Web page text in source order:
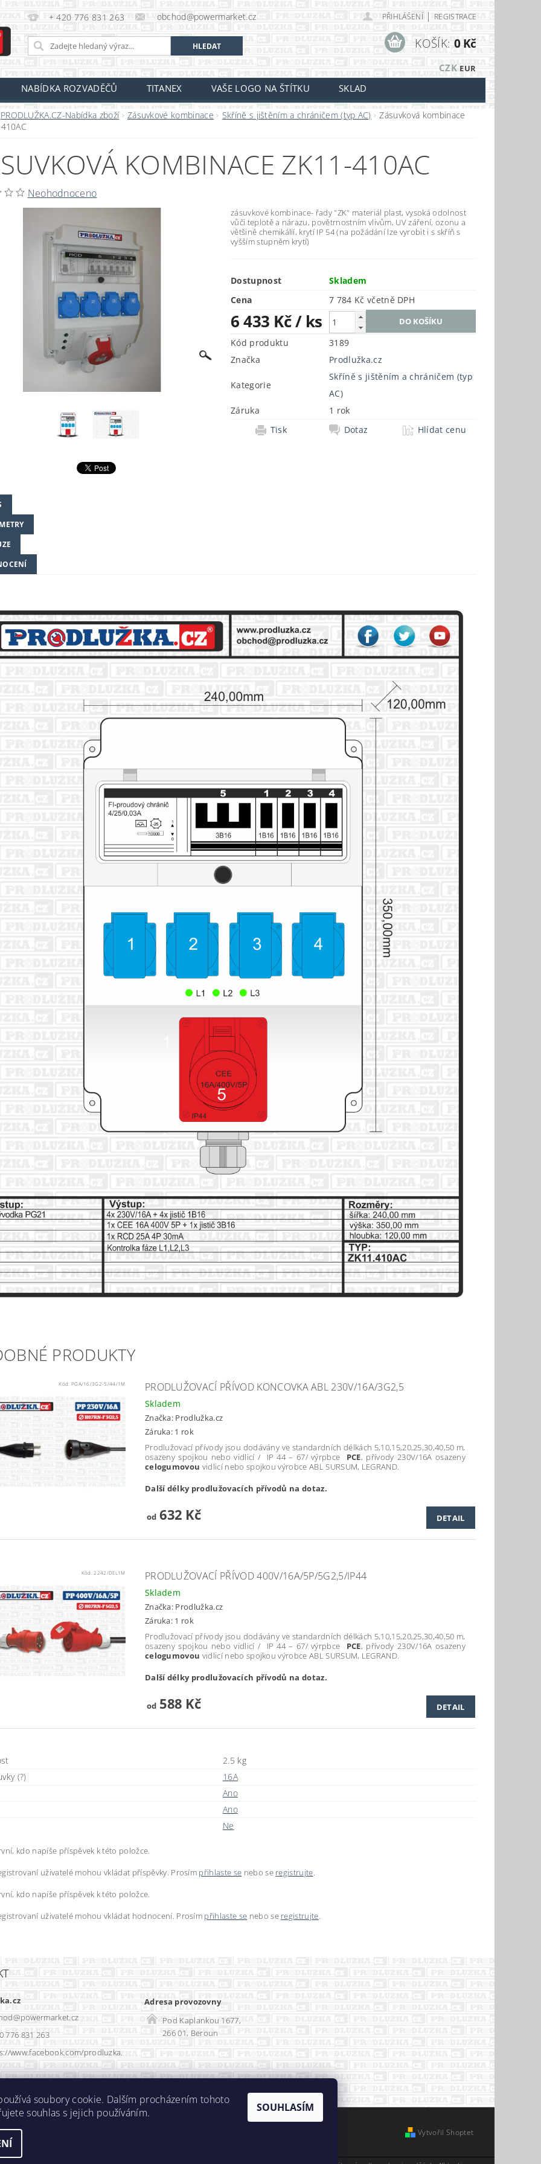
+ 420 776 831 263 obchod@powermarket.cz PŘIHLÁŠENÍ | REGISTRACE
CZK EUR
KOŠÍK: 0 Kč
NABÍDKA ROZVADĚČŮ TITANEX VAŠE LOGO NA ŠTÍTKU SKLAD
PRODLUŽKA.CZ-Nabídka zboží Zásuvkové kombinace Skříně s jištěním a chráničem (typ AC)
Zásuvková kombinace
KOMBINACE ZK11-410AC
Neohodnoceno
zásuvkové kombinace- řady "ZK" materiál plast, vysoká odolnost
vůči teplotě a nárazu, povětrnostním vlivům, UV záření, ozonu a
většině chemikálií, krytí IP 54 (na požádání lze vyrobit i s skříň s
vyšším stupněm krytí)
Dostupnost
Skladem
Cena
7 784 Kč včetně DPH
6 433 Kč/ ks
Kód produktu
3189
Značka
Prodlužka.cz
Kategorie
Skříně s jištěním a chráničem (typ
AC)
Záruka
1 rok
Tisk
Dotaz Hlídat cenu
PRODUKTY
Kód: PGA/16/3G2-5/44/1M PRODLUŽOVACÍ PŘÍVOD KONCOVKA ABL 230V/16A/3G2,5
Skladem
Značka: Prodlužka.cz
Záruka: 1 rok
Prodlužovací přívody jsou dodávány ve standardních délkách 5,10,15,20,25,30,40,50 m,
osazeny spojkou nebo vidlicí / IP 44 – 67/ výrpbce PCE, přívody 230V/16A osazeny
celogumovou vidlicí nebo spojkou výrobce ABL SURSUM, LEGRAND.
Další délky prodlužovacích přívodů na dotaz.
od632 Kč DETAIL
Kód:2242/DEL1M PRODLUŽOVACÍ PŘÍVOD 400V/16A/5P/5G2,5/IP44
Skladem
Značka: Prodlužka.cz
Záruka: 1 rok
Prodlužovací přívody jsou dodávány ve standardních délkách 5,10,15,20,25,30,40,50 m,
osazeny spojkou nebo vidlicí / IP 44 – 67/ výrpbce PCE, přívody 230V/16A osazeny
celogumovou vidlicí nebo spojkou výrobce ABL SURSUM, LEGRAND.
Další délky prodlužovacích přívodů na dotaz.
od588 Kč DETAIL
2.5 kg
(?)
16A
Ano
Ano
Ne
kdo napíše příspěvek k této položce.
uživatelé mohou vkládat příspěvky. Prosím přihlaste se nebo se registrujte.
kdo napíše příspěvek k této položce.
uživatelé mohou vkládat hodnocení. Prosím přihlaste se nebo se registrujte.
@powermarket.cz
776 831 263
www.facebook.com/prodluzka.
Adresa provozovny
Pod Kaplankou 1677,
266 01, Beroun
Vytvořil Shoptet
soubory cookie. Dalším procházením tohoto
souhlas s jejich používáním.
SOUHLASÍM